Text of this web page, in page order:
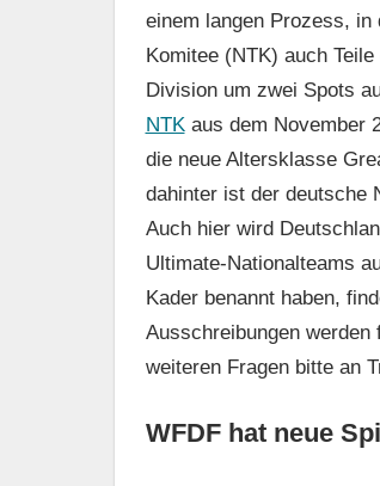
einem langen Prozess, in
Komitee (NTK) auch
Division um zwei Spots
NTKaus dem November
die neue Altersklasse
dahinter ist der deutsche
Auch hier wird
Ultimate-Nationalteams
Kader benannt haben,
Ausschreibungen
weiteren Fragen bitte an
WFDF hat neue